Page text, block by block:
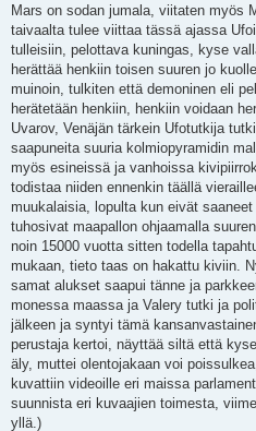
Mars on sodan jumala, viitaten myös
taivaalta tulee viittaa tässä ajassa
tulleisiin, pelottava kuningas, kyse
herättää henkiin toisen suuren jo
muinoin, tulkiten että demoninen eli
herätetään henkiin, henkiin voidaan
Uvarov, Venäjän tärkein Ufotutkija
saapuneita suuria kolmiopyramidin
myös esineissä ja vanhoissa
todistaa niiden ennenkin täällä
muukalaisia, lopulta kun eivät
tuhosivat maapallon ohjaamalla
noin 15000 vuotta sitten todella
mukaan, tieto taas on hakattu kiviin.
samat alukset saapui tänne ja
monessa maassa ja Valery tutki ja
jälkeen ja syntyi tämä
perustaja kertoi, näyttää siltä että
äly, muttei olentojakaan voi
kuvattiin videoille eri maissa
suunnista eri kuvaajien toimesta,
yllä.)